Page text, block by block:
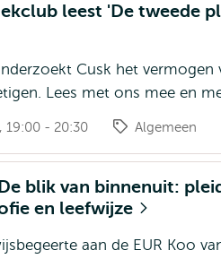
leest 'De tweede
Cusk het
Lees met ons mee en
19:00 - 20:30 Algemeen
blik van binnenuit:
en leefwijze
aan de EUR Koo